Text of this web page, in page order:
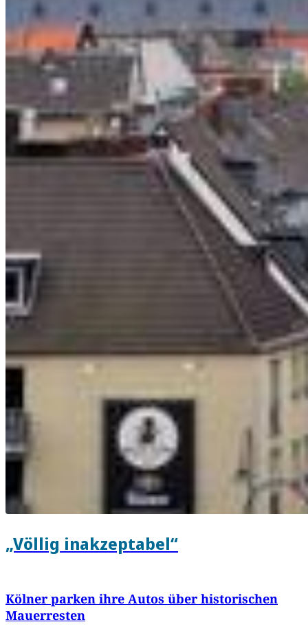
„Völlig inakzeptabel“
Kölner parken ihre Autos über historischen
Mauerresten